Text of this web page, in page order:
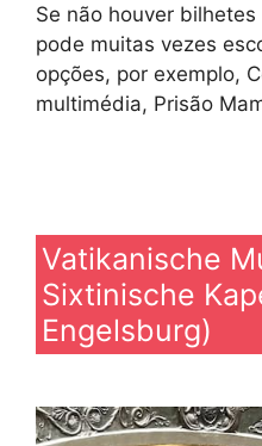
Se não houver
pode muitas vezes
opções, por exemplo,
multimédia, Prisão
Vatikanische
Sixtinische
Engelsburg)